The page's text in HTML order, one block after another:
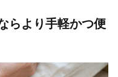
らより手軽かつ便